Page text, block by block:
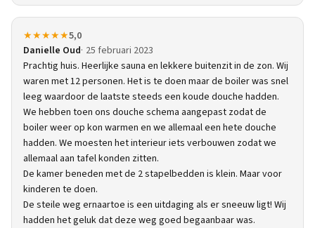
★★★★★5,0
Danielle Oud 25 februari 2023
Prachtig huis. Heerlijke sauna en lekkere buitenzit in de zon. Wij
waren met 12 personen. Het is te doen maar de boiler was snel
leeg waardoor de laatste steeds een koude douche hadden.
We hebben toen ons douche schema aangepast zodat de
boiler weer op kon warmen en we allemaal een hete douche
hadden. We moesten het interieur iets verbouwen zodat we
allemaal aan tafel konden zitten.
De kamer beneden met de 2 stapelbedden is klein. Maar voor
kinderen te doen.
De steile weg ernaartoe is een uitdaging als er sneeuw ligt! Wij
hadden het geluk dat deze weg goed begaanbaar was.